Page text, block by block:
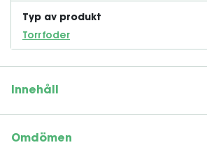
Typ av produkt
Torrfoder
Innehåll
Omdömen